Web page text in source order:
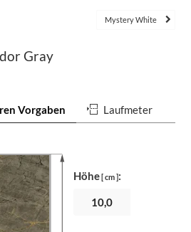
Mystery White
Gray
Vorgaben Laufmeter
Höhe[ cm ]: